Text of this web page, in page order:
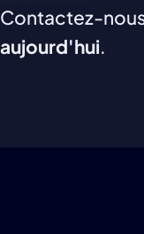
Contactez-
aujourd'hui.